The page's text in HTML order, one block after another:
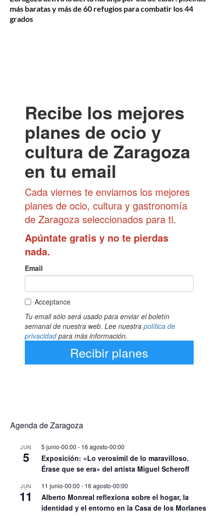
más baratas y más de 60 refugios para combatir los 44
grados
Agenda de Zaragoza
JUN
5
5 junio-00:00 - 16 agosto-00:00
Exposición: «Lo verosímil de lo maravilloso.
Érase que se era» del artista Miguel Scheroff
JUN
11
11 junio-00:00 - 16 agosto-00:00
Alberto Monreal reflexiona sobre el hogar, la
identidad y el entorno en la Casa de los Morlanes